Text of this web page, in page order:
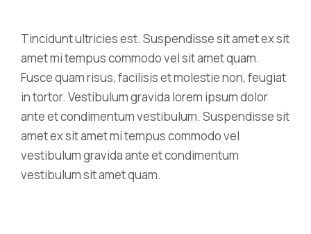
Tincidunt ultricies est. Suspendisse sit amet ex sit
amet mi tempus commodo vel sit amet quam.
Fusce quam risus, facilisis et molestie non, feugiat
in tortor. Vestibulum gravida lorem ipsum dolor
ante et condimentum vestibulum. Suspendisse sit
amet ex sit amet mi tempus commodo vel
vestibulum gravida ante et condimentum
vestibulum sit amet quam.